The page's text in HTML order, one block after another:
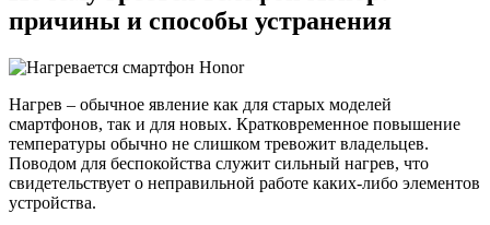
причины и способы устранения
Нагрев – обычное явление как для старых моделей
смартфонов, так и для новых. Кратковременное повышение
температуры обычно не слишком тревожит владельцев.
Поводом для беспокойства служит сильный нагрев, что
свидетельствует о неправильной работе каких-либо элементов
устройства.